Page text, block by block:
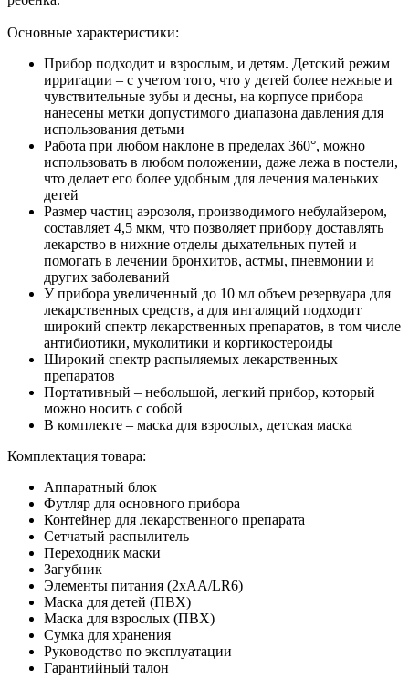
Основные характеристики:
Прибор подходит и взрослым, и детям. Детский режим
ирригации – с учетом того, что у детей более нежные и
чувствительные зубы и десны, на корпусе прибора
нанесены метки допустимого диапазона давления для
использования детьми
Работа при любом наклоне в пределах 360°, можно
использовать в любом положении, даже лежа в постели,
что делает его более удобным для лечения маленьких
детей
Размер частиц аэрозоля, производимого небулайзером,
составляет 4,5 мкм, что позволяет прибору доставлять
лекарство в нижние отделы дыхательных путей и
помогать в лечении бронхитов, астмы, пневмонии и
других заболеваний
У прибора увеличенный до 10 мл объем резервуара для
лекарственных средств, а для ингаляций подходит
широкий спектр лекарственных препаратов, в том числе
антибиотики, муколитики и кортикостероиды
Широкий спектр распыляемых лекарственных
препаратов
Портативный – небольшой, легкий прибор, который
можно носить с собой
В комплекте – маска для взрослых, детская маска
Комплектация товара:
Аппаратный блок
Футляр для основного прибора
Контейнер для лекарственного препарата
Сетчатый распылитель
Переходник маски
Загубник
Элементы питания (2xAA/LR6)
Маска для детей (ПВХ)
Маска для взрослых (ПВХ)
Сумка для хранения
Руководство по эксплуатации
Гарантийный талон